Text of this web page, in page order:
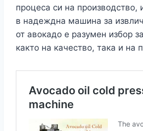
процеса си на производство,
в надеждна машина за
от авокадо е разумен избор
както на качество, така и на